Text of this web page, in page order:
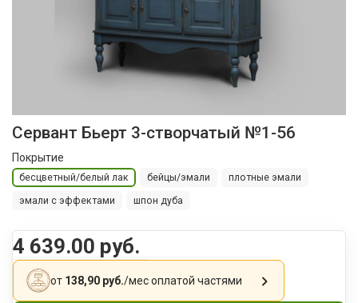
Сервант Бьерт 3-створчатый №1-56
Покрытие
бесцветный/белый лак бейцы/эмали плотные эмали
эмали с эффектами шпон дуба
4 639.00 руб.
от 138,90 руб./месоплатой частями